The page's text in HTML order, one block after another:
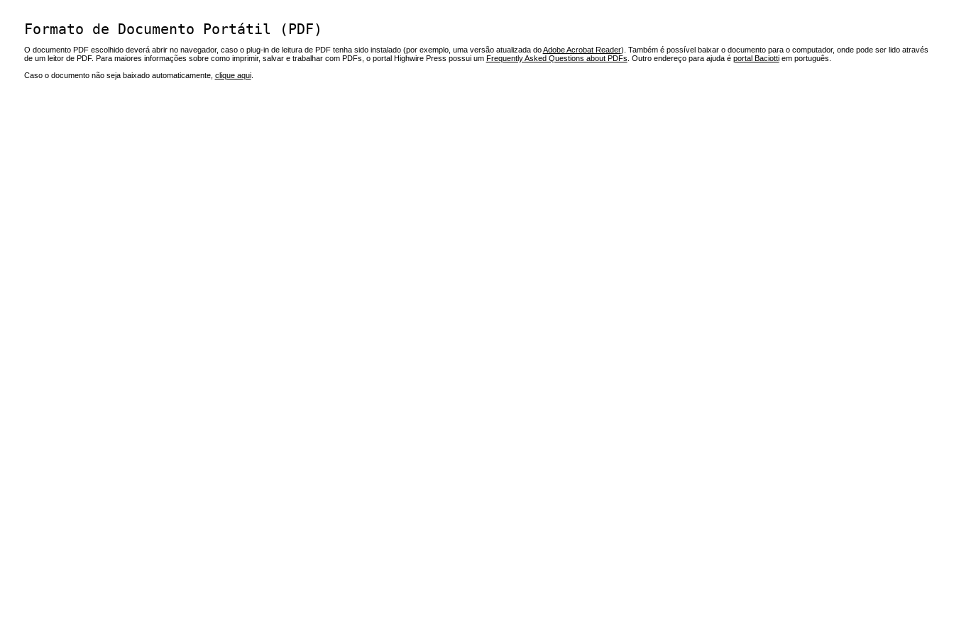
Formato de Documento Portátil (PDF)
O documento PDF escolhido deverá abrir no navegador, caso o plug-in de leitura de PDF tenha sido instalado (por exemplo, uma versão atualizada doAdobe Acrobat Reader). Também é possível baixar o documento para o computador, onde pode ser lido através
de um leitor de PDF. Para maiores informações sobre como imprimir, salvar e trabalhar com PDFs, o portal Highwire Press possui um Frequently Asked Questions about PDFs . Outro endereço para ajuda é portal Baciottiem português.
Caso o documento não seja baixado automaticamente, clique aqui.